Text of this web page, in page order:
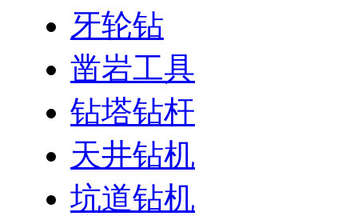
牙轮钻
凿岩工具
钻塔钻杆
天井钻机
坑道钻机